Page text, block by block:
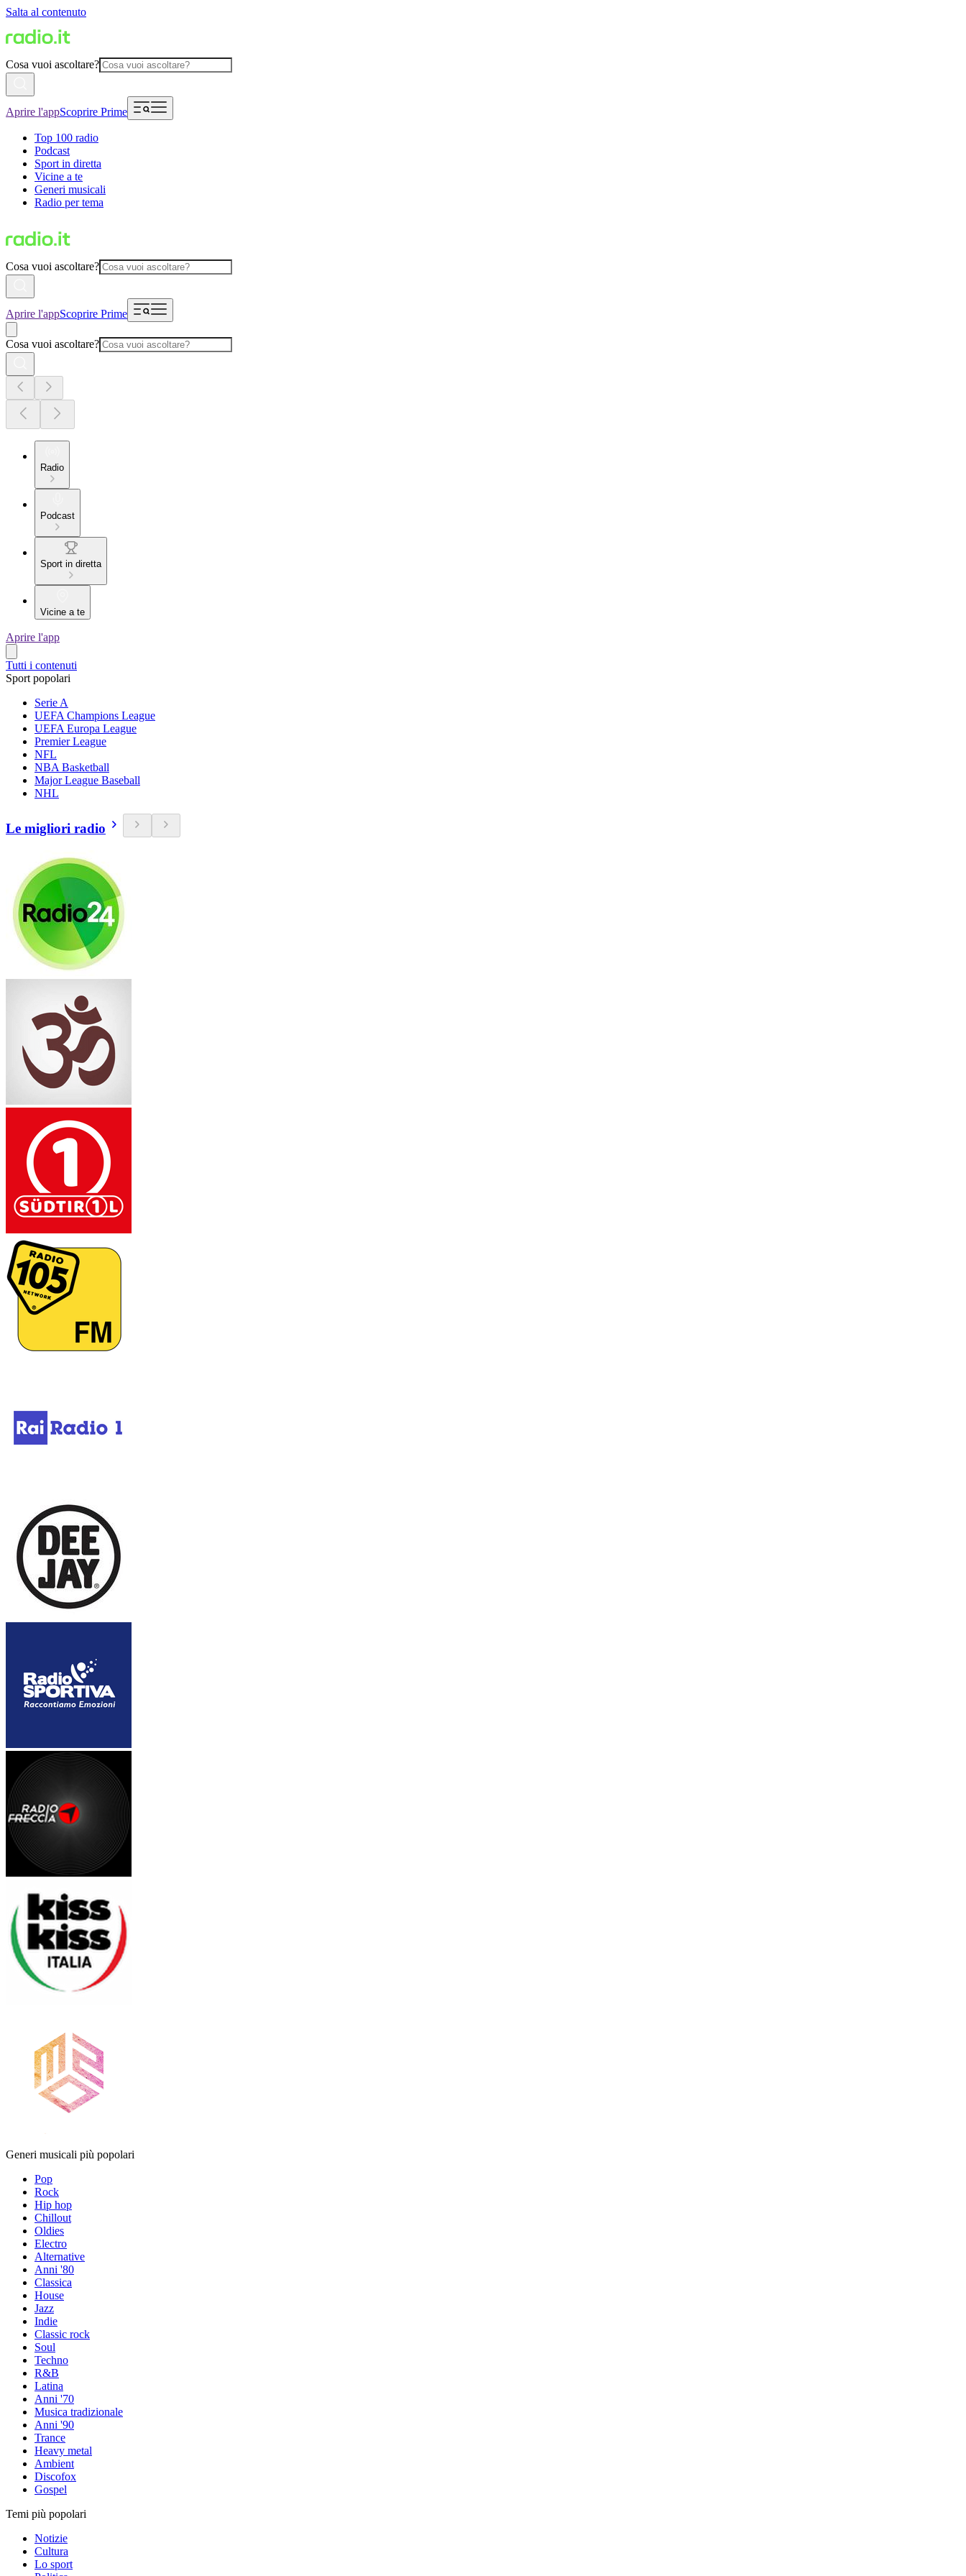
Salta al contenuto
Cosa vuoi ascoltare?
Aprire l'appScoprire Prime
Top 100 radio
Podcast
Sport in diretta
Vicine a te
Generi musicali
Radio per tema
Cosa vuoi ascoltare?
Aprire l'appScoprire Prime
Cosa vuoi ascoltare?
Radio
Podcast
Sport in diretta
Vicine a te
Aprire l'app
Tutti i contenuti
Sport popolari
Serie A
UEFA Champions League
UEFA Europa League
Premier League
NFL
NBA Basketball
Major League Baseball
NHL
Le migliori radio
Generi musicali più popolari
Pop
Rock
Hip hop
Chillout
Oldies
Electro
Alternative
Anni '80
Classica
House
Jazz
Indie
Classic rock
Soul
Techno
R&B
Latina
Anni '70
Musica tradizionale
Anni '90
Trance
Heavy metal
Ambient
Discofox
Gospel
Temi più popolari
Notizie
Cultura
Lo sport